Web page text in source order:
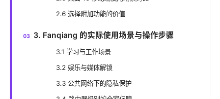
2.6 选择附加功能的价值
3. Fanqiang 的实际使用场景与操作步骤
3.1 学习与工作场景
3.2 娱乐与媒体解锁
3.3 公共网络下的隐私保护